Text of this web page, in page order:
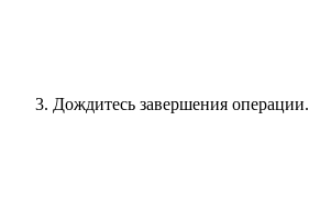
Дождитесь завершения операции.